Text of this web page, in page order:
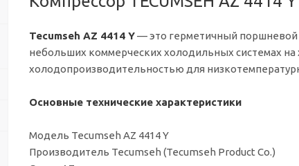
Tecumseh AZ 4414 Y— это герметичный поршневой
небольших коммерческих холодильных системах на
холодопроизводительностью для
Основные технические характеристики
Модель Tecumseh AZ 4414 Y
Производитель Tecumseh (Tecumseh Product Co.)